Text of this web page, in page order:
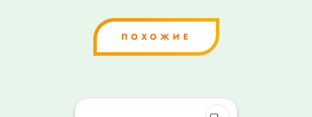
ПОХОЖИЕ